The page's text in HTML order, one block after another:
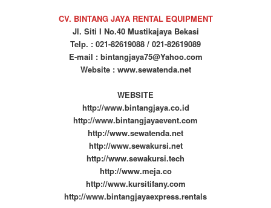
CV. BINTANG JAYA RENTAL EQUIPMENT
Jl. Siti I No.40 Mustikajaya Bekasi
Telp. : 021-82619088 / 021-82619089
E-mail : bintangjaya75@Yahoo.com
Website : www.sewatenda.net
WEBSITE
http://www.bintangjaya.co.id
http://www.bintangjayaevent.com
http://www.sewatenda.net
http://www.sewakursi.net
http://www.sewakursi.tech
http://www.meja.co
http://www.kursitifany.com
http://www.bintangjayaexpress.rentals